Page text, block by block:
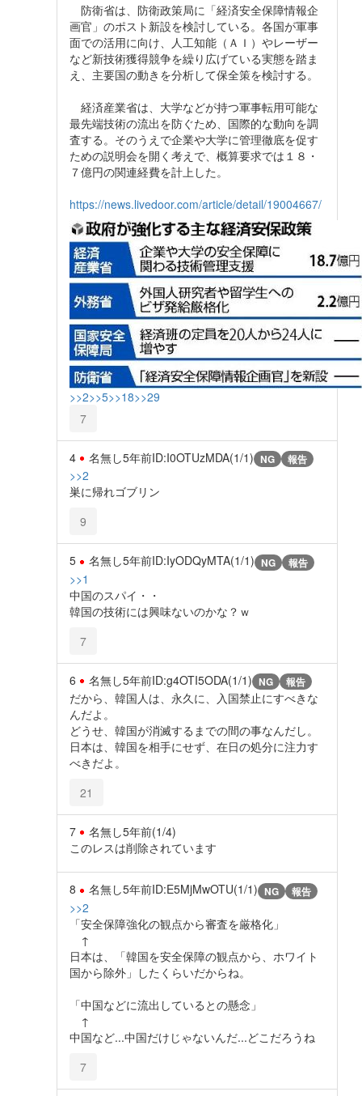
防衛省は、防衛政策局に「経済安全保障情報企
画官」のポスト新設を検討している。各国が軍事
面での活用に向け、人工知能（ＡＩ）やレーザー
など新技術獲得競争を繰り広げている実態を踏ま
え、主要国の動きを分析して保全策を検討する。
経済産業省は、大学などが持つ軍事転用可能な
最先端技術の流出を防ぐため、国際的な動向を調
査する。そのうえで企業や大学に管理徹底を促す
ための説明会を開く考えで、概算要求では１８・
７億円の関連経費を計上した。
https://news.livedoor.com/article/detail/19004667/
>>2>>5>>18>>29
7
4 名無し5年前ID:I0OTUzMDA(1/1) NG 報告
>>2
巣に帰れゴブリン
9
5 名無し5年前ID:IyODQyMTA(1/1) NG 報告
>>1
中国のスパイ・・
韓国の技術には興味ないのかな？ｗ
7
6 名無し5年前ID:g4OTI5ODA(1/1) NG 報告
だから、韓国人は、永久に、入国禁止にすべきな
んだよ。
どうせ、韓国が消滅するまでの間の事なんだし。
日本は、韓国を相手にせず、在日の処分に注力す
べきだよ。
21
7 名無し5年前(1/4)
このレスは削除されています
8 名無し5年前ID:E5MjMwOTU(1/1) NG 報告
>>2
「安全保障強化の観点から審査を厳格化」
↑
日本は、「韓国を安全保障の観点から、ホワイト
国から除外」したくらいだからね。
「中国などに流出しているとの懸念」
↑
中国など...中国だけじゃないんだ...どこだろうね
7